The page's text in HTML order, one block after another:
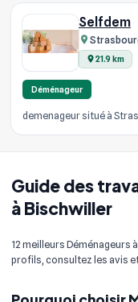
Guide des
à Bischwiller
12 meilleurs Déménageurs
profils, consultez les avis
Selfdem
21.9 km
Déménageur
demenageur situé à